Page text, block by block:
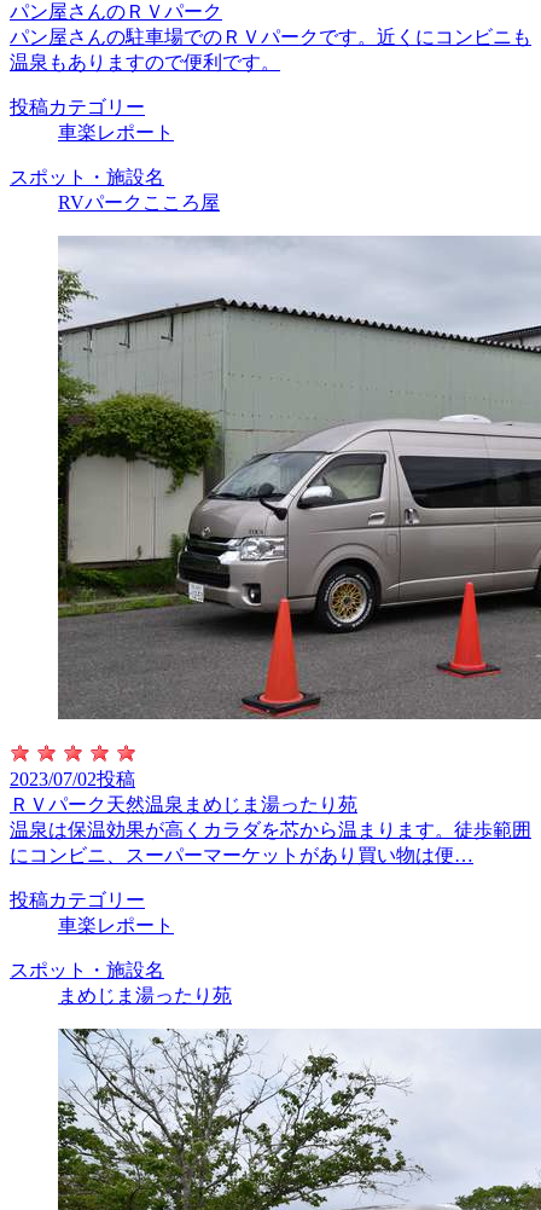
パン屋さんのＲＶパーク
パン屋さんの駐車場でのＲＶパークです。近くにコンビニも
温泉もありますので便利です。
投稿カテゴリー
車楽レポート
スポット・施設名
RVパークこころ屋
2023/07/02投稿
ＲＶパーク天然温泉まめじま湯ったり苑
温泉は保温効果が高くカラダを芯から温まります。徒歩範囲
にコンビニ、スーパーマーケットがあり買い物は便…
投稿カテゴリー
車楽レポート
スポット・施設名
まめじま湯ったり苑